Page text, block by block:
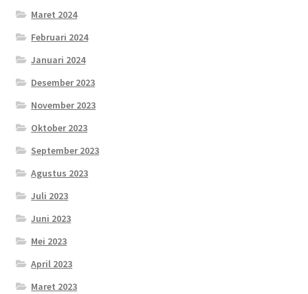
Maret 2024
Februari 2024
Januari 2024
Desember 2023
November 2023
Oktober 2023
September 2023
Agustus 2023
Juli 2023
Juni 2023
Mei 2023
April 2023
Maret 2023